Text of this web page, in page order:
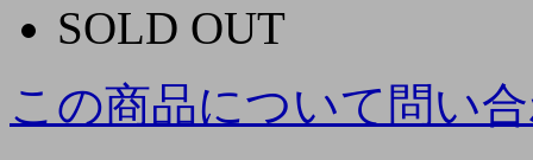
SOLD OUT
この商品について問い